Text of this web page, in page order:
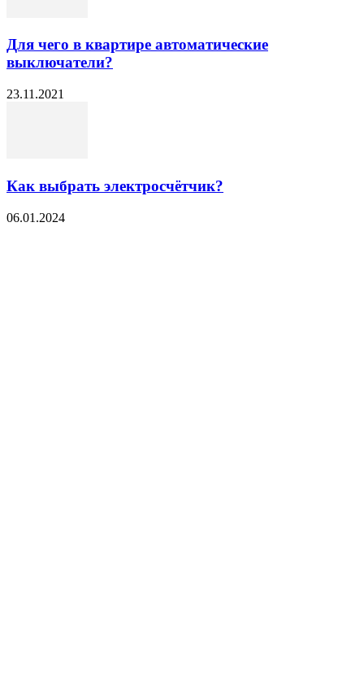
Для чего в квартире автоматические
выключатели?
23.11.2021
Как выбрать электросчётчик?
06.01.2024